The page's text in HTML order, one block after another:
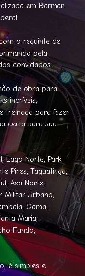
em Barman
o requinte de
pela
convidados.
de obra para
incríveis,
treinada para fazer
certa para sua
Lago Norte, Park
Pires, Taguatinga,
Asa Norte,
Militar Urbano,
Gama,
Maria,
Fundo,
é simples e